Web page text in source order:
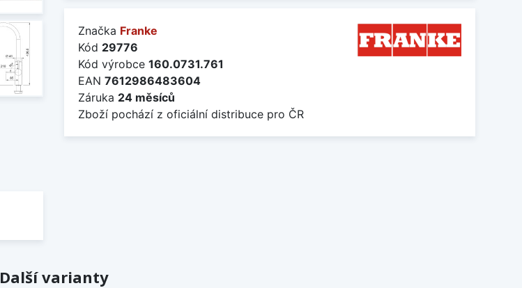
Značka Franke
Kód 29776
Kód výrobce 160.0731.761
EAN 7612986483604
Záruka 24 měsíců
Zboží pochází z oficiální distribuce pro ČR
Další varianty